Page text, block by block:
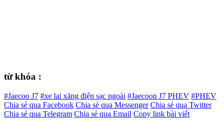
từ khóa :
#Jaecoo J7 #xe lai xăng điện sạc ngoài #Jaecoon J7 PHEV #PHEV
Chia sẻ qua Facebook Chia sẻ qua Messenger Chia sẻ qua Twitter
Chia sẻ qua Telegram Chia sẻ qua Email Copy link bài viết